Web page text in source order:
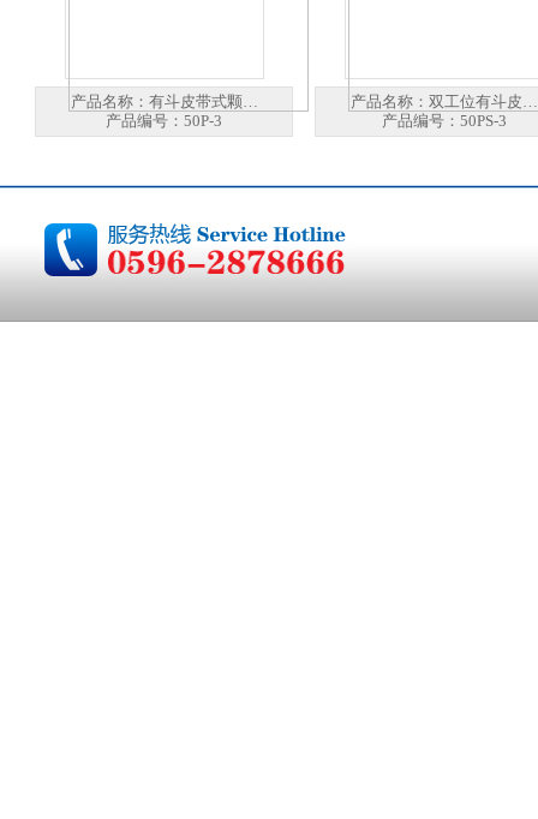
产品名称： 有斗皮带式颗…
产品编号： 50P-3
产品名称： 双工位有斗皮…
产品编号： 50PS-3